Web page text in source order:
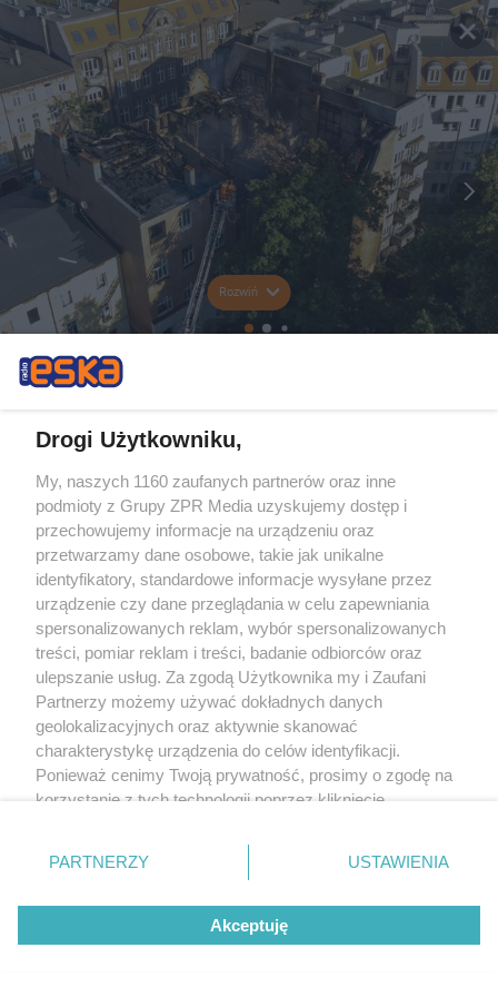
Rozwiń
Drogi Użytkowniku,
My, naszych 1160 zaufanych partnerów oraz inne
podmioty z Grupy ZPR Media uzyskujemy dostęp i
przechowujemy informacje na urządzeniu oraz
przetwarzamy dane osobowe, takie jak unikalne
identyfikatory, standardowe informacje wysyłane przez
urządzenie czy dane przeglądania w celu zapewniania
spersonalizowanych reklam, wybór spersonalizowanych
treści, pomiar reklam i treści, badanie odbiorców oraz
ulepszanie usług. Za zgodą Użytkownika my i Zaufani
Partnerzy możemy używać dokładnych danych
geolokalizacyjnych oraz aktywnie skanować
charakterystykę urządzenia do celów identyfikacji.
Ponieważ cenimy Twoją prywatność, prosimy o zgodę na
korzystanie z tych technologii poprzez kliknięcie
zmienić/wycofać klikając przycisk ustawień prywatności
znajdujący się w lewym dolnym rogu strony
rodzaje przetwarzania danych nie wymagają zgody
użytkownika, ale masz prawo sprzeciwić się takiemu
przetwarzaniu. Preferencje będą miały zastosowanie tylko
PARTNERZY USTAWIENIA
Akceptuję